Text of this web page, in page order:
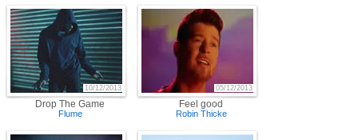
Drop The Game
10/12/2013
Flume
Feel good
05/12/2013
Robin Thicke